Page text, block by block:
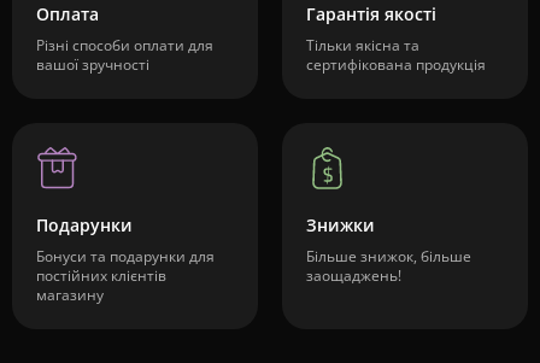
Оплата
Різні способи оплати для
вашої зручності
Гарантія якості
Тільки якісна та
сертифікована продукція
Подарунки
Бонуси та подарунки для
постійних клієнтів
магазину
Знижки
Більше знижок, більше
заощаджень!